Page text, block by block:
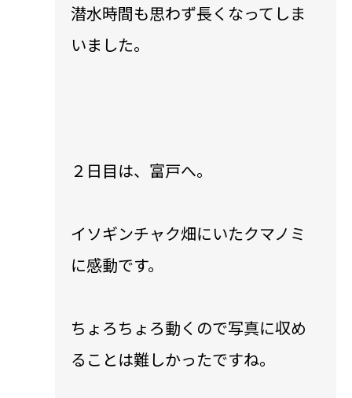
潜水時間も思わず長くなってしま
いました。
２日目は、富戸へ。
イソギンチャク畑にいたクマノミ
に感動です。
ちょろちょろ動くので写真に収め
ることは難しかったですね。